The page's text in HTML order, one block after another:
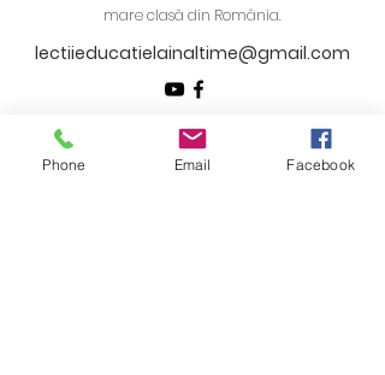
mare clasă din România.
lectiieducatielainaltime@gmail.com
Clasa ta ar dori sa intre în direct pe Zoom la lecțiile
”Educație la Înălțime”?
Phone Email Facebook